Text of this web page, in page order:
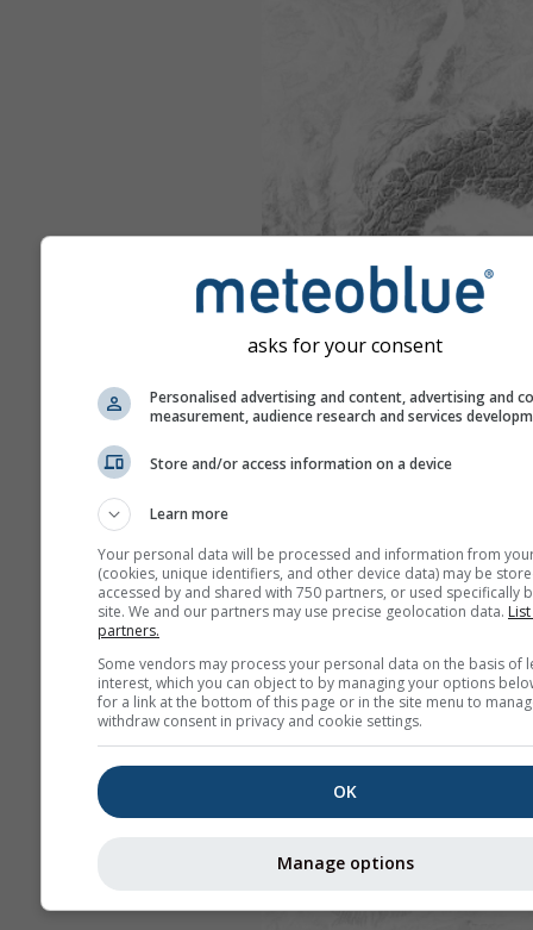
asks for your consent
Personalised advertising and content, advertising and
measurement, audience research and services
Store and/or access information on a device
Learn more
Your personal data will be processed and information from
(cookies, unique identifiers, and other device data) may be
accessed by and shared with 750 partners, or used specifically
site. We and our partners may use precise geolocation data.
partners.
Some vendors may process your personal data on the basis of
interest, which you can object to by managing your options
for a link at the bottom of this page or in the site menu to
withdraw consent in privacy and cookie settings.
OK
Manage options